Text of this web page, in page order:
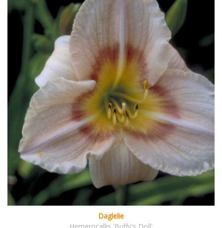
Daglelie
Hemerocallis 'Buffy's Doll'